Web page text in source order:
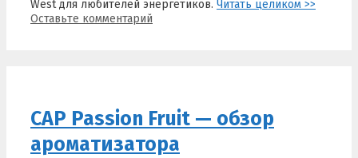
West для любителей энергетиков. Читать целиком >>
Оставьте комментарий
CAP Passion Fruit — обзор
ароматизатора